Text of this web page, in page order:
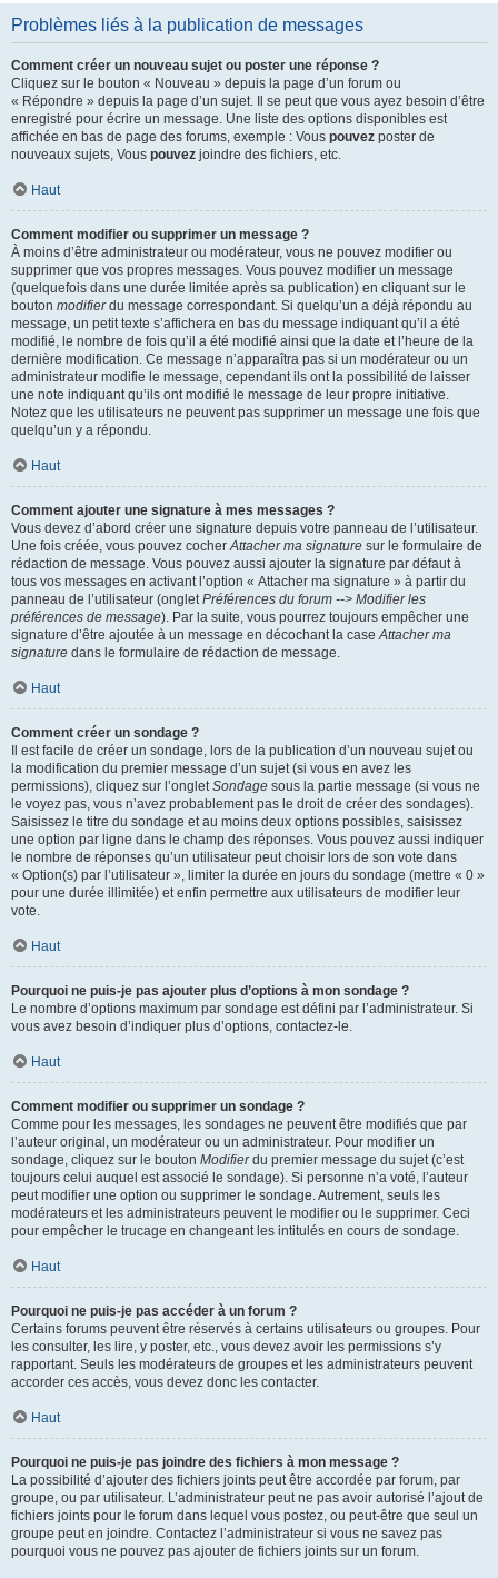
Problèmes liés à la publication de messages
Comment créer un nouveau sujet ou poster une réponse ?
Cliquez sur le bouton « Nouveau » depuis la page d’un forum ou
« Répondre » depuis la page d’un sujet. Il se peut que vous ayez besoin d’être
enregistré pour écrire un message. Une liste des options disponibles est
affichée en bas de page des forums, exemple : Vous pouvez poster de
nouveaux sujets, Vous pouvez joindre des fichiers, etc.
Haut
Comment modifier ou supprimer un message ?
À moins d’être administrateur ou modérateur, vous ne pouvez modifier ou
supprimer que vos propres messages. Vous pouvez modifier un message
(quelquefois dans une durée limitée après sa publication) en cliquant sur le
bouton modifierdu message correspondant. Si quelqu’un a déjà répondu au
message, un petit texte s’affichera en bas du message indiquant qu’il a été
modifié, le nombre de fois qu’il a été modifié ainsi que la date et l’heure de la
dernière modification. Ce message n’apparaîtra pas si un modérateur ou un
administrateur modifie le message, cependant ils ont la possibilité de laisser
une note indiquant qu’ils ont modifié le message de leur propre initiative.
Notez que les utilisateurs ne peuvent pas supprimer un message une fois que
quelqu’un y a répondu.
Haut
Comment ajouter une signature à mes messages ?
Vous devez d’abord créer une signature depuis votre panneau de l’utilisateur.
Une fois créée, vous pouvez cocherAttacher ma signature sur le formulaire de
rédaction de message. Vous pouvez aussi ajouter la signature par défaut à
tous vos messages en activant l’option « Attacher ma signature » à partir du
panneau de l’utilisateur (ongletPréférences du forum --> Modifier les
préférences de message). Par la suite, vous pourrez toujours empêcher une
signature d’être ajoutée à un message en décochant la caseAttacher ma
signature dans le formulaire de rédaction de message.
Haut
Comment créer un sondage ?
Il est facile de créer un sondage, lors de la publication d’un nouveau sujet ou
la modification du premier message d’un sujet (si vous en avez les
permissions), cliquez sur l’ongletSondage sous la partie message (si vous ne
le voyez pas, vous n’avez probablement pas le droit de créer des sondages).
Saisissez le titre du sondage et au moins deux options possibles, saisissez
une option par ligne dans le champ des réponses. Vous pouvez aussi indiquer
le nombre de réponses qu’un utilisateur peut choisir lors de son vote dans
« Option(s) par l’utilisateur », limiter la durée en jours du sondage (mettre « 0 »
pour une durée illimitée) et enfin permettre aux utilisateurs de modifier leur
vote.
Haut
Pourquoi ne puis-je pas ajouter plus d’options à mon sondage ?
Le nombre d’options maximum par sondage est défini par l’administrateur. Si
vous avez besoin d’indiquer plus d’options, contactez-le.
Haut
Comment modifier ou supprimer un sondage ?
Comme pour les messages, les sondages ne peuvent être modifiés que par
l’auteur original, un modérateur ou un administrateur. Pour modifier un
sondage, cliquez sur le bouton Modifierdu premier message du sujet (c’est
toujours celui auquel est associé le sondage). Si personne n’a voté, l’auteur
peut modifier une option ou supprimer le sondage. Autrement, seuls les
modérateurs et les administrateurs peuvent le modifier ou le supprimer. Ceci
pour empêcher le trucage en changeant les intitulés en cours de sondage.
Haut
Pourquoi ne puis-je pas accéder à un forum ?
Certains forums peuvent être réservés à certains utilisateurs ou groupes. Pour
les consulter, les lire, y poster, etc., vous devez avoir les permissions s’y
rapportant. Seuls les modérateurs de groupes et les administrateurs peuvent
accorder ces accès, vous devez donc les contacter.
Haut
Pourquoi ne puis-je pas joindre des fichiers à mon message ?
La possibilité d’ajouter des fichiers joints peut être accordée par forum, par
groupe, ou par utilisateur. L’administrateur peut ne pas avoir autorisé l’ajout de
fichiers joints pour le forum dans lequel vous postez, ou peut-être que seul un
groupe peut en joindre. Contactez l’administrateur si vous ne savez pas
pourquoi vous ne pouvez pas ajouter de fichiers joints sur un forum.